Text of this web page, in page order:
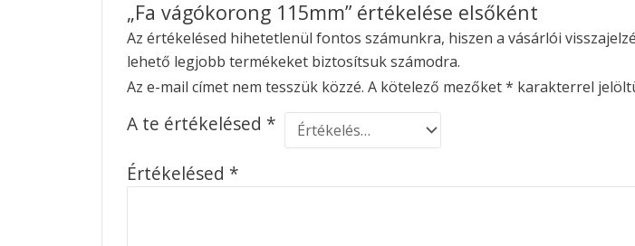
„Fa vágókorong 115mm” értékelése elsőként
Az értékelésed hihetetlenül fontos számunkra, hiszen a vásárlói
lehető legjobb termékeket biztosítsuk számodra.
Az e-mail címet nem tesszük közzé. A kötelező mezőket* karakterrel
A te értékelésed *
Értékelésed *